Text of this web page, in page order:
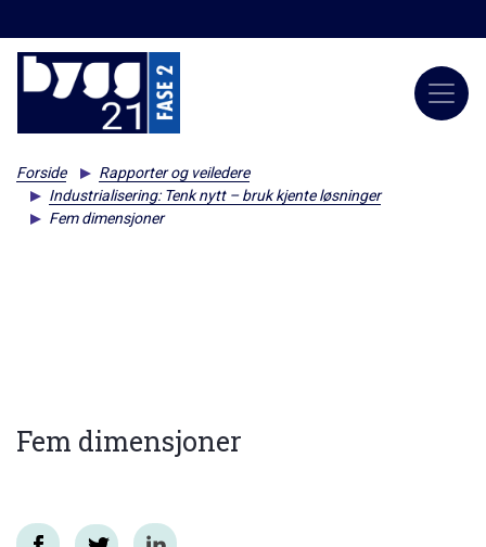
Forside
Rapporter og veiledere
Industrialisering: Tenk nytt – bruk kjente løsninger
Fem dimensjoner
Fem dimensjoner